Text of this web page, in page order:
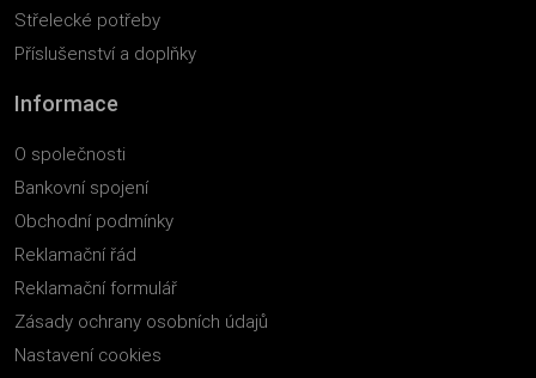
Střelecké potřeby
Příslušenství a doplňky
Informace
O společnosti
Bankovní spojení
Obchodní podmínky
Reklamační řád
Reklamační formulář
Zásady ochrany osobních údajů
Nastavení cookies